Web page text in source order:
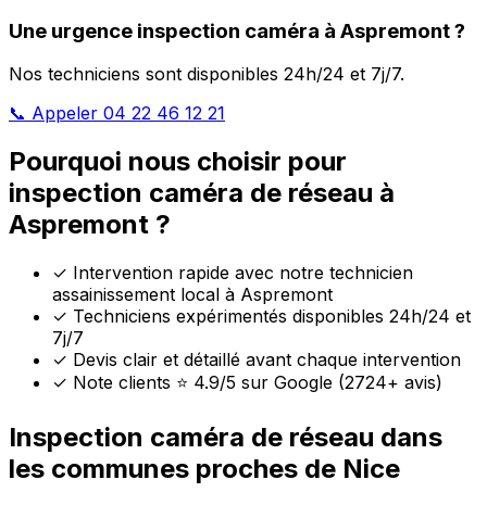
Une urgence inspection caméra à Aspremont ?
Nos techniciens sont disponibles 24h/24 et 7j/7.
📞 Appeler 04 22 46 12 21
Pourquoi nous choisir pour
inspection caméra de réseau à
Aspremont ?
✓ Intervention rapide avec notre technicien
assainissement local à Aspremont
✓ Techniciens expérimentés disponibles 24h/24 et
7j/7
✓ Devis clair et détaillé avant chaque intervention
✓ Note clients ⭐ 4.9/5 sur Google (2724+ avis)
Inspection caméra de réseau dans
les communes proches de Nice